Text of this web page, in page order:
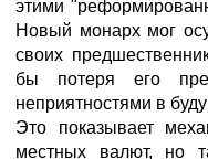
этими
Новый монарх мог
своих
бы потеря его
неприятностями в
Это показывает
местных валют, но